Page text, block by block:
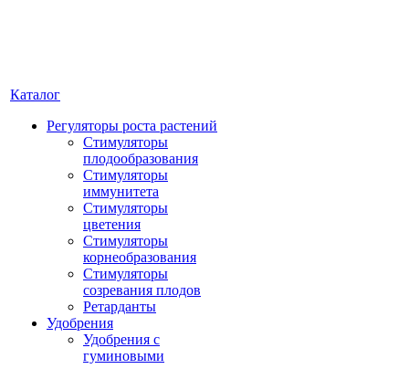
Каталог
Регуляторы роста растений
Стимуляторы
плодообразования
Стимуляторы
иммунитета
Стимуляторы
цветения
Стимуляторы
корнеобразования
Стимуляторы
созревания плодов
Ретарданты
Удобрения
Удобрения с
гуминовыми